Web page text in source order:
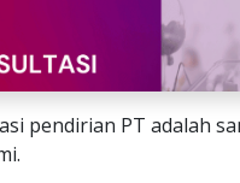
pendirian PT adalah